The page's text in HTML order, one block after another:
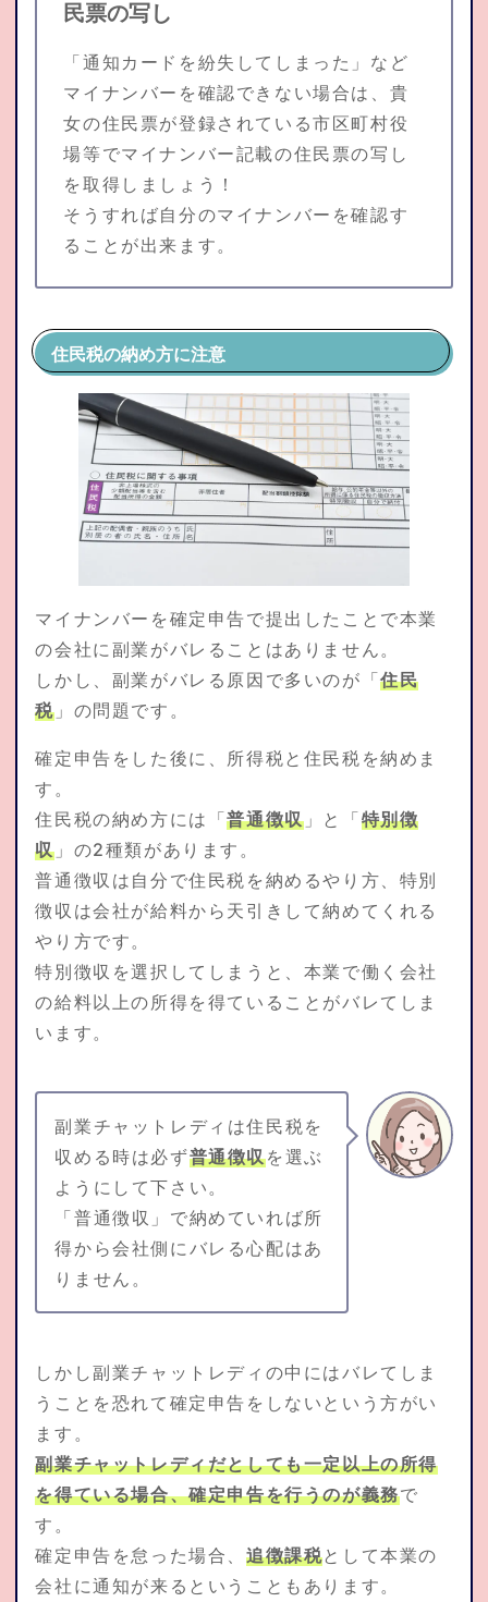
民票の写し
「通知カードを紛失してしまった」など
マイナンバーを確認できない場合は、貴
女の住民票が登録されている市区町村役
場等でマイナンバー記載の住民票の写し
を取得しましょう！
そうすれば自分のマイナンバーを確認す
ることが出来ます。
住民税の納め方に注意
マイナンバーを確定申告で提出したことで本業
の会社に副業がバレることはありません。
しかし、副業がバレる原因で多いのが「住民
税」の問題です。
確定申告をした後に、所得税と住民税を納めま
す。
住民税の納め方には「普通徴収」と「特別徴
収」の2種類があります。
普通徴収は自分で住民税を納めるやり方、特別
徴収は会社が給料から天引きして納めてくれる
やり方です。
特別徴収を選択してしまうと、本業で働く会社
の給料以上の所得を得ていることがバレてしま
います。
副業チャットレディは住民税を
収める時は必ず普通徴収を選ぶ
ようにして下さい。
「普通徴収」で納めていれば所
得から会社側にバレる心配はあ
りません。
しかし副業チャットレディの中にはバレてしま
うことを恐れて確定申告をしないという方がい
ます。
副業チャットレディだとしても一定以上の所得
を得ている場合、確定申告を行うのが義務で
す。
確定申告を怠った場合、 追徴課税として本業の
会社に通知が来るということもあります。